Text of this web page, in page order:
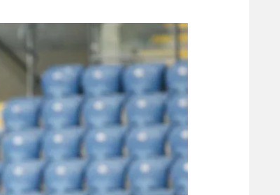
תקנון משתתפים וזוכים בפרסים
תקנון עבור פעילות אלקטרה
תקנון עבור פעילות ספורט 1 – "מרלן"
טניס
גיימינג E-Sports
תנאי שימוש
מדיניות פרטיות